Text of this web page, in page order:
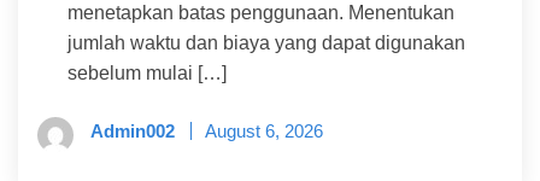
menetapkan batas penggunaan. Menentukan
jumlah waktu dan biaya yang dapat digunakan
sebelum mulai […]
Admin002 August 6, 2026